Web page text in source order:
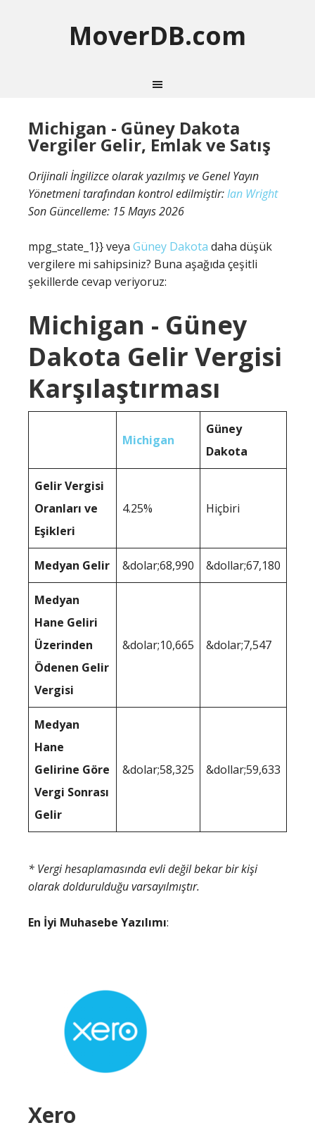
MoverDB.com
Michigan - Güney Dakota
Vergiler Gelir, Emlak ve Satış
Orijinali İngilizce olarak yazılmış ve Genel Yayın
Yönetmeni tarafından kontrol edilmiştir:Ian Wright
Son Güncelleme: 15 Mayıs 2026
mpg_state_1}} veya Güney Dakota daha düşük
vergilere mi sahipsiniz? Buna aşağıda çeşitli
şekillerde cevap veriyoruz:
Michigan - Güney
Dakota Gelir Vergisi
Karşılaştırması
Michigan
Güney
Dakota
Gelir Vergisi
Oranları ve
Eşikleri
4.25% Hiçbiri
Medyan Gelir &dolar;68,990 &dollar;67,180
Medyan
Hane Geliri
Üzerinden
Ödenen Gelir
Vergisi
&dolar;10,665 &dolar;7,547
Medyan
Hane
Gelirine Göre
Vergi Sonrası
Gelir
&dolar;58,325 &dollar;59,633
* Vergi hesaplamasında evli değil bekar bir kişi
olarak doldurulduğu varsayılmıştır.
En İyi Muhasebe Yazılımı:
Xero